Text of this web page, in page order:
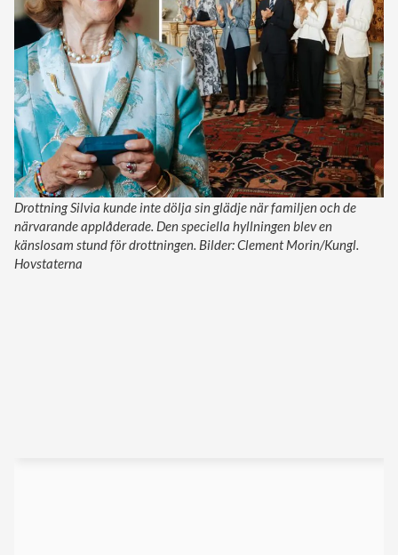
Drottning Silvia kunde inte dölja sin glädje när familjen och de
närvarande applåderade. Den speciella hyllningen blev en
känslosam stund för drottningen. Bilder: Clement Morin/Kungl.
Hovstaterna